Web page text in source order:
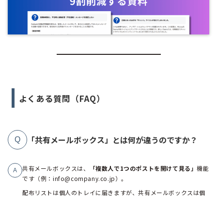
よくある質問（FAQ）
Q 「共有メールボックス」とは何が違うのですか？
A 共有メールボックスは、 「複数人で1つのポストを開けて見る」機能
です（例：info@company.co.jp）。
配布リストは個人のトレイに届きますが、共有メールボックスは個